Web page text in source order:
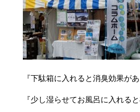
『下駄箱に入れると消臭効果が
『少し湿らせてお風呂に入れる